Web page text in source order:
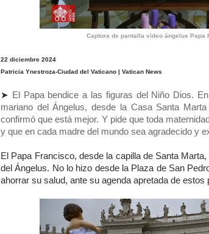
Captura de pantalla video ángelus Papa
22 diciembre 2024
Patricia Ynestroza-Ciudad del Vaticano | Vatican News
➤ El Papa bendice a las figuras del Niño Dios.
mariano del Ángelus, desde la Casa Santa
confirmó que está mejor. Y pide que toda
y que en cada madre del mundo sea agradecido y
El Papa Francisco, desde la capilla de Santa
del Ángelus. No lo hizo desde la Plaza de San
ahorrar su salud, ante su agenda apretada de estos